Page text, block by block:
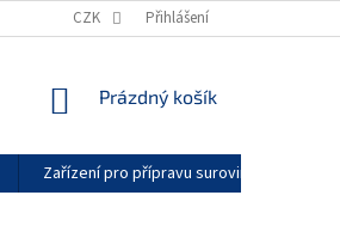
ZÁRUČNÍ PODMÍNKY DODACÍ LHŮTY
CZK Přihlášení
NÁKUPNÍ
Prázdný košík
Zařízení pro přípravu surovin